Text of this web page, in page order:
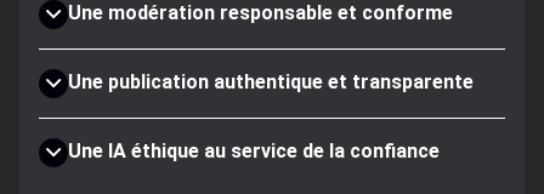
Une modération responsable et conforme
Une publication authentique et transparente
Une IA éthique au service de la confiance